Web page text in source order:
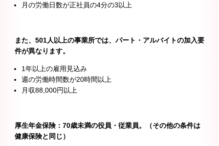
月の労働日数が正社員の4分の3以上
また、501人以上の事業所では、パート・アルバイトの加入要
件が異なります。
1年以上の雇用見込み
週の労働時間数が20時間以上
月収88,000円以上
厚生年金保険：70歳未満の役員・従業員。（その他の条件は
健康保険と同じ）